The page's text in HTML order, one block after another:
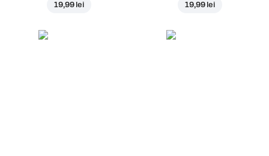
19,99 lei 19,99 lei